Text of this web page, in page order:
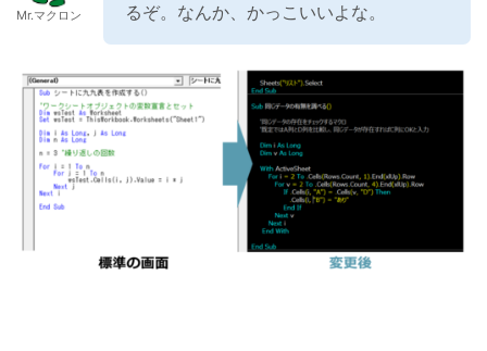
Mr.マクロン
るぞ。なんか、かっこいいよな。